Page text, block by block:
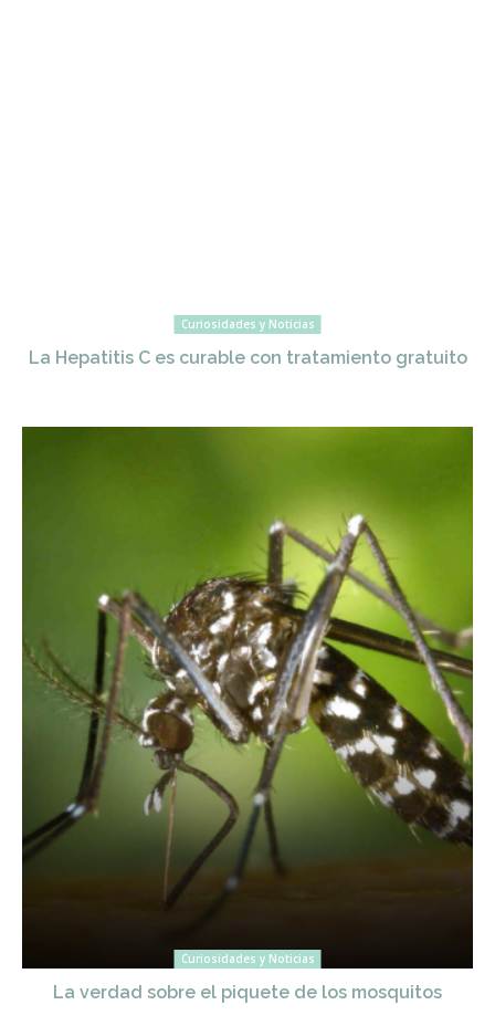
Curiosidades y Noticias
La Hepatitis C es curable con tratamiento gratuito
Curiosidades y Noticias
La verdad sobre el piquete de los mosquitos